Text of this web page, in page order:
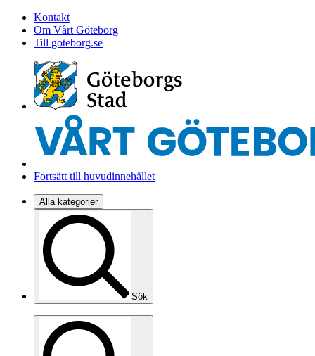
Kontakt
Om Vårt Göteborg
Till goteborg.se
Fortsätt till huvudinnehållet
Alla kategorier
Sök